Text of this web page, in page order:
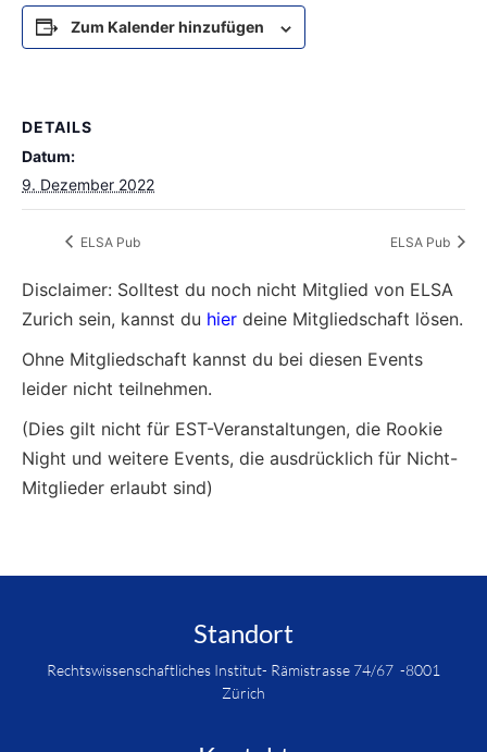
Zum Kalender hinzufügen
DETAILS
Datum:
9. Dezember 2022
ELSA Pub ELSA Pub
Disclaimer: Solltest du noch nicht Mitglied von ELSA
Zurich sein, kannst du hier deine Mitgliedschaft lösen.
Ohne Mitgliedschaft kannst du bei diesen Events
leider nicht teilnehmen.
(Dies gilt nicht für EST-Veranstaltungen, die Rookie
Night und weitere Events, die ausdrücklich für Nicht-
Mitglieder erlaubt sind)
Standort
Rechtswissenschaftliches Institut- Rämistrasse 74/67 -8001
Zürich